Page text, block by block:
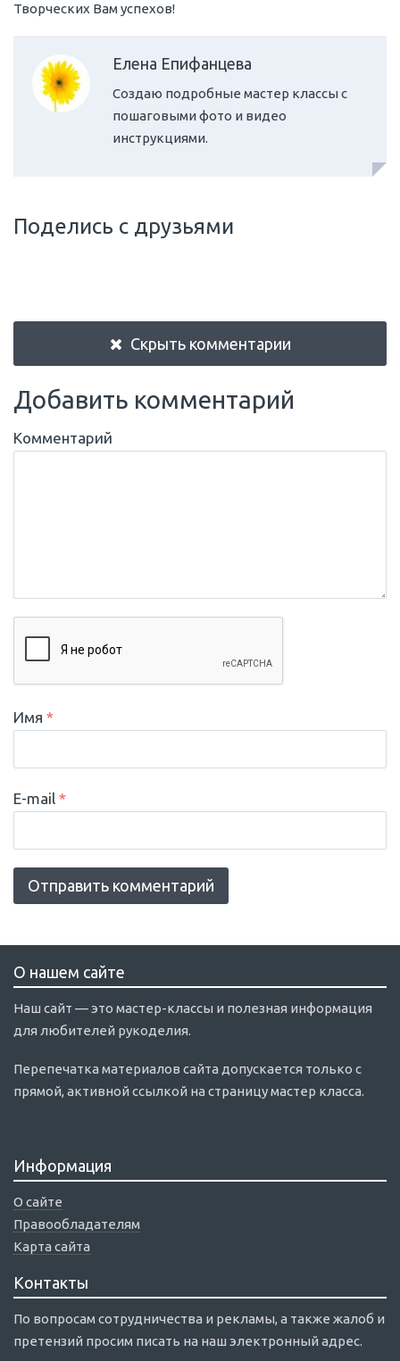
Творческих Вам успехов!
Елена Епифанцева
Создаю подробные мастер классы с
пошаговыми фото и видео
инструкциями.
Поделись с друзьями
Скрыть комментарии
Добавить комментарий
Комментарий
Имя *
E-mail *
О нашем сайте
Наш сайт — это мастер-классы и полезная информация
для любителей рукоделия.
Перепечатка материалов сайта допускается только с
прямой, активной ссылкой на страницу мастер класса.
Информация
О сайте
Правообладателям
Карта сайта
Контакты
По вопросам сотрудничества и рекламы, а также жалоб и
претензий просим писать на наш электронный адрес.